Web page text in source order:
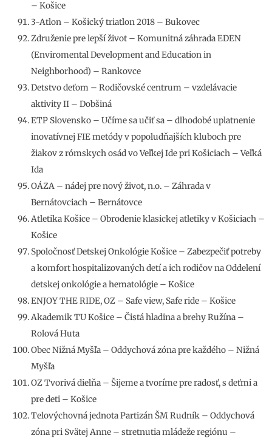
– Košice
3-Atlon – Košický triatlon 2018 – Bukovec
Združenie pre lepší život – Komunitná záhrada EDEN
(Enviromental Development and Education in
Neighborhood) – Rankovce
Detstvo deťom – Rodičovské centrum – vzdelávacie
aktivity II – Dobšiná
ETP Slovensko – Učíme sa učiť sa – dlhodobé uplatnenie
inovatívnej FIE metódy v popoludňajších kluboch pre
žiakov z rómskych osád vo Veľkej Ide pri Košiciach – Veľká
Ida
OÁZA – nádej pre nový život, n.o. – Záhrada v
Bernátovciach – Bernátovce
Atletika Košice – Obrodenie klasickej atletiky v Košiciach –
Košice
Spoločnosť Detskej Onkológie Košice – Zabezpečiť potreby
a komfort hospitalizovaných detí a ich rodičov na Oddelení
detskej onkológie a hematológie – Košice
ENJOY THE RIDE, OZ – Safe view, Safe ride – Košice
Akademik TU Košice – Čistá hladina a brehy Ružína –
Rolová Huta
Obec Nižná Myšľa – Oddychová zóna pre každého – Nižná
Myšľa
OZ Tvorivá dielňa – Šijeme a tvoríme pre radosť, s deťmi a
pre deti – Košice
Telovýchovná jednota Partizán ŠM Rudník – Oddychová
zóna pri Svätej Anne – stretnutia mládeže regiónu –